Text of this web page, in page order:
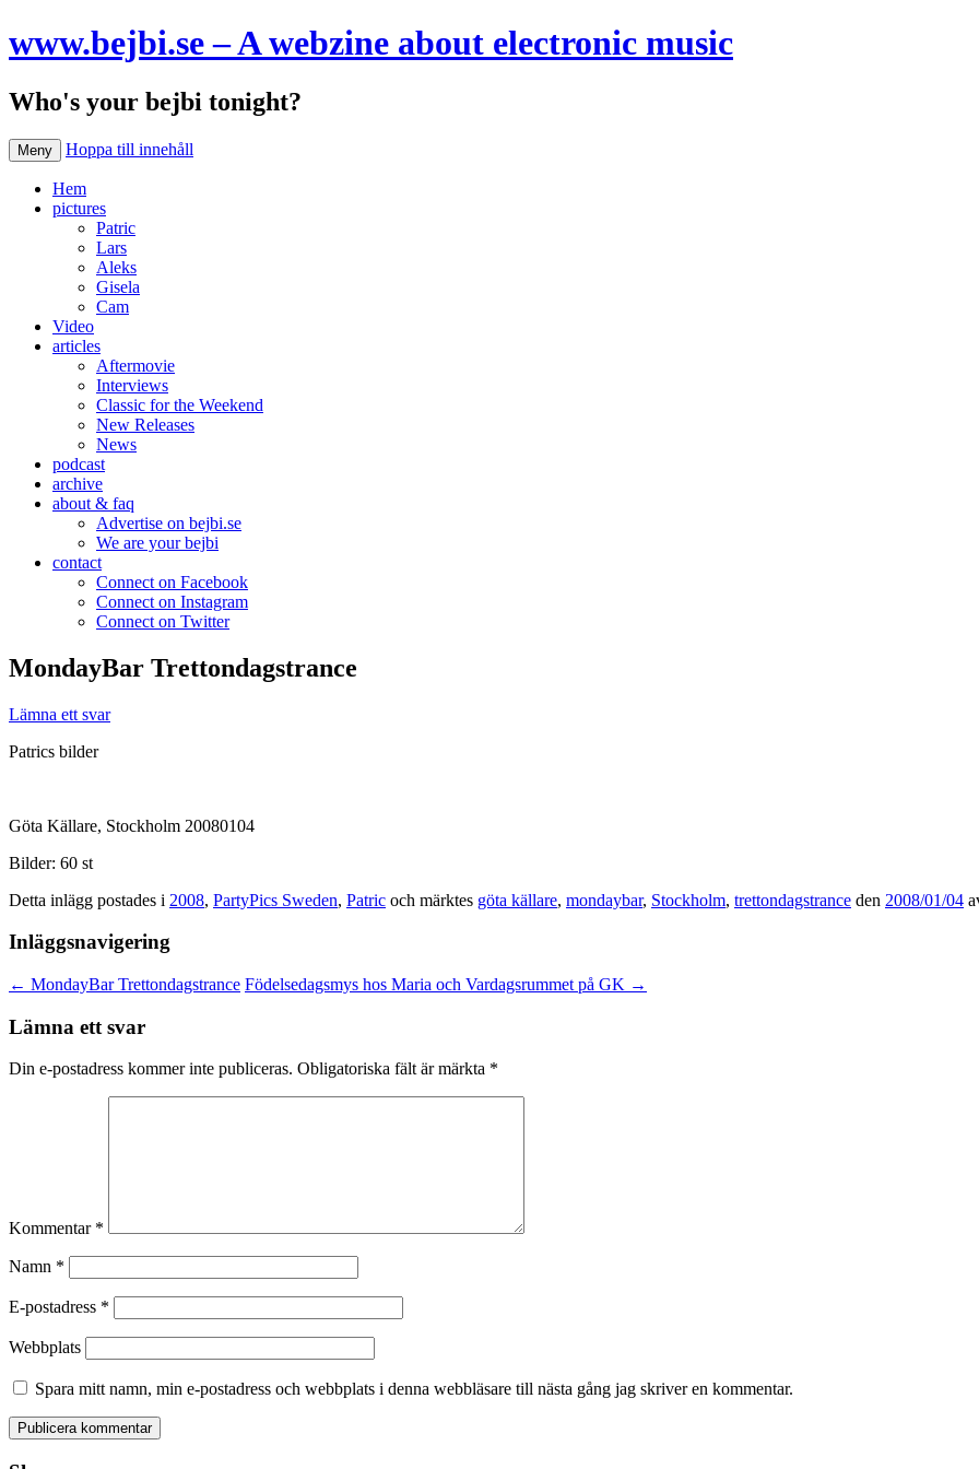
www.bejbi.se – A webzine about electronic music
Who's your bejbi tonight?
Meny Hoppa till innehåll
Hem
pictures
Patric
Lars
Aleks
Gisela
Cam
Video
articles
Aftermovie
Interviews
Classic for the Weekend
New Releases
News
podcast
archive
about & faq
Advertise on bejbi.se
We are your bejbi
contact
Connect on Facebook
Connect on Instagram
Connect on Twitter
MondayBar Trettondagstrance
Lämna ett svar
Patrics bilder
Göta Källare, Stockholm 20080104
Bilder: 60 st
Detta inlägg postades i 2008, PartyPics Sweden, Patric och märktes göta källare, mondaybar, Stockholm, trettondagstrance den 2008/01/04
Inläggsnavigering
← MondayBar Trettondagstrance Födelsedagsmys hos Maria och Vardagsrummet på GK →
Lämna ett svar
Din e-postadress kommer inte publiceras. Obligatoriska fält är märkta *
Kommentar *
Namn *
E-postadress *
Webbplats
Spara mitt namn, min e-postadress och webbplats i denna webbläsare till nästa gång jag skriver en kommentar.